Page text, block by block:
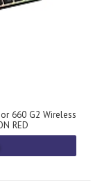
660 G2 Wireless
RED